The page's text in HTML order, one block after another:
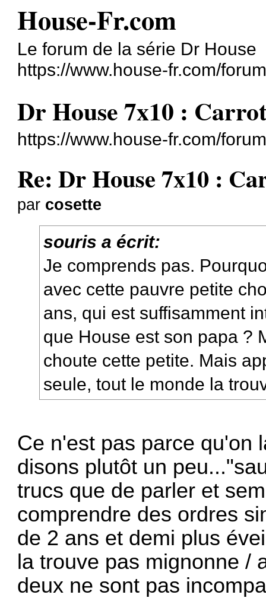
House-Fr.com
Le forum de la série Dr House
https://www.house-fr.com/
Dr House 7x10 :
https://www.house-fr.com/
Re: Dr House 7x10 :
par cosette
souris a écrit:
Je comprends pas.
avec cette pauvre petite
ans, qui est suffisamment
que House est son papa ?
choute cette petite. Mais
seule, tout le monde la
Ce n'est pas parce qu'on
disons plutôt un
trucs que de parler et
comprendre des ordres
de 2 ans et demi plus
la trouve pas mignonne /
deux ne sont pas